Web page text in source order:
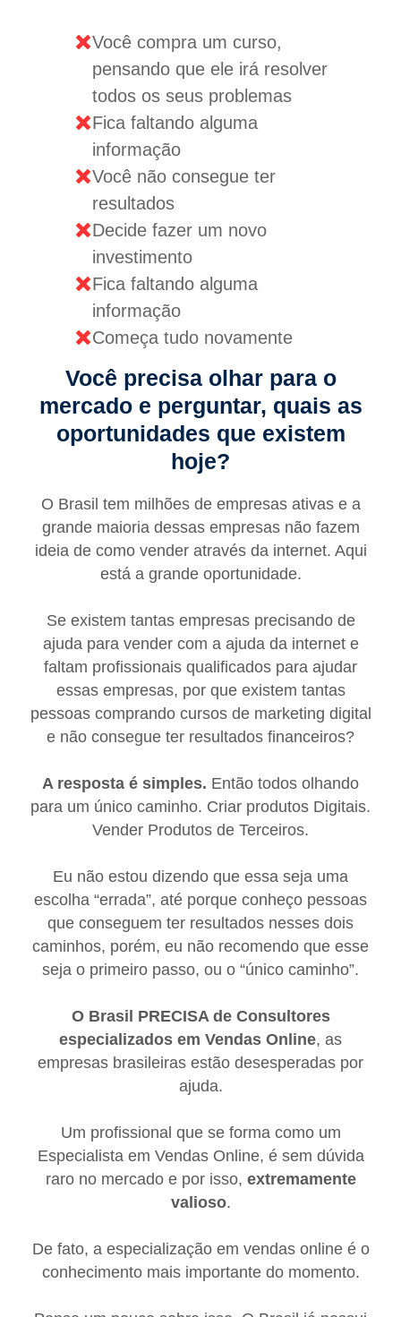
Você compra um curso,
pensando que ele irá resolver
todos os seus problemas
Fica faltando alguma
informação
Você não consegue ter
resultados
Decide fazer um novo
investimento
Fica faltando alguma
informação
Começa tudo novamente
Você precisa olhar para o
mercado e perguntar, quais as
oportunidades que existem
hoje?
O Brasil tem milhões de empresas ativas e a
grande maioria dessas empresas não fazem
ideia de como vender através da internet. Aqui
está a grande oportunidade.
Se existem tantas empresas precisando de
ajuda para vender com a ajuda da internet e
faltam profissionais qualificados para ajudar
essas empresas, por que existem tantas
pessoas comprando cursos de marketing digital
e não consegue ter resultados financeiros?
A resposta é simples. Então todos olhando
para um único caminho. Criar produtos Digitais.
Vender Produtos de Terceiros.
Eu não estou dizendo que essa seja uma
escolha “errada”, até porque conheço pessoas
que conseguem ter resultados nesses dois
caminhos, porém, eu não recomendo que esse
seja o primeiro passo, ou o “único caminho”.
O Brasil PRECISA de Consultores
especializados em Vendas Online, as
empresas brasileiras estão desesperadas por
ajuda.
Um profissional que se forma como um
Especialista em Vendas Online, é sem dúvida
raro no mercado e por isso, extremamente
valioso.
De fato, a especialização em vendas online é o
conhecimento mais importante do momento.